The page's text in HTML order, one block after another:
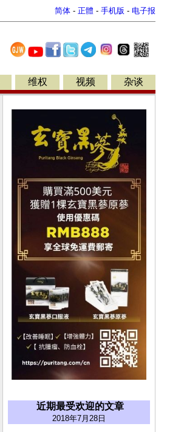
简体 - 正體 - 手机版 - 电子报
维权 视频 杂谈
近期最受欢迎的文章
2018年7月28日